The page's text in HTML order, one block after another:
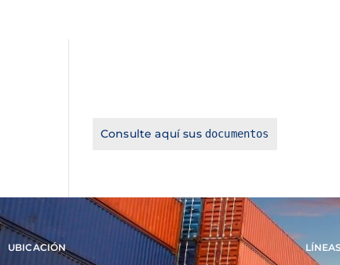
Consulte aquí sus documentos
UBICACIÓN